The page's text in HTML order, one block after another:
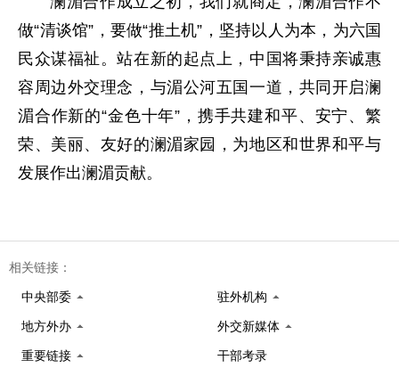
做“清谈馆”，要做“推土机”，坚持以人为本，为六国
民众谋福祉。站在新的起点上，中国将秉持亲诚惠
容周边外交理念，与湄公河五国一道，共同开启澜
湄合作新的“金色十年”，携手共建和平、安宁、繁
荣、美丽、友好的澜湄家园，为地区和世界和平与
发展作出澜湄贡献。
相关链接：
中央部委 驻外机构
地方外办 外交新媒体
重要链接 干部考录